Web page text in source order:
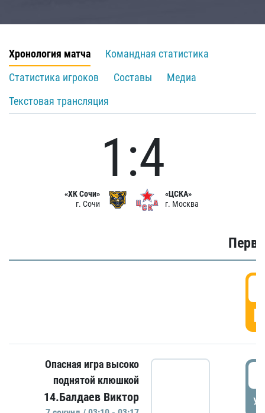
Хронология матча
Командная статистика
Статистика игроков
Составы
Медиа
Текстовая трансляция
«ХК Сочи»
г. Сочи
1:4
«ЦСКА»
г. Москва
Опасная игра высоко
поднятой клюшкой
14.Балдаев Виктор